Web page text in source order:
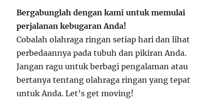
Bergabunglah dengan kami untuk memulai
perjalanan kebugaran Anda!
Cobalah olahraga ringan setiap hari dan lihat
perbedaannya pada tubuh dan pikiran Anda.
Jangan ragu untuk berbagi pengalaman atau
bertanya tentang olahraga ringan yang tepat
untuk Anda. Let’s get moving!